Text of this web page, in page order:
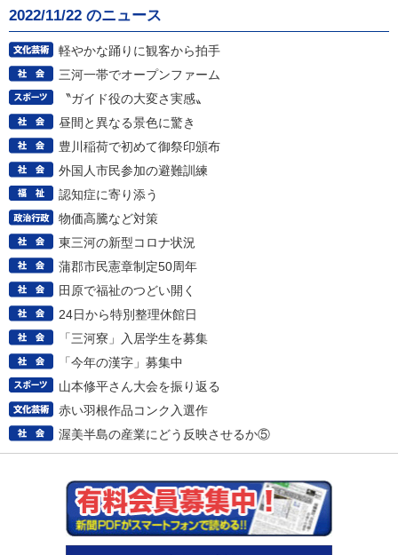
2022/11/22 のニュース
軽やかな踊りに観客から拍手
三河一帯でオープンファーム
〝ガイド役の大変さ実感〟
昼間と異なる景色に驚き
豊川稲荷で初めて御祭印頒布
外国人市民参加の避難訓練
認知症に寄り添う
物価高騰など対策
東三河の新型コロナ状況
蒲郡市民憲章制定50周年
田原で福祉のつどい開く
24日から特別整理休館日
「三河寮」入居学生を募集
「今年の漢字」募集中
山本修平さん大会を振り返る
赤い羽根作品コンク入選作
渥美半島の産業にどう反映させるか⑤